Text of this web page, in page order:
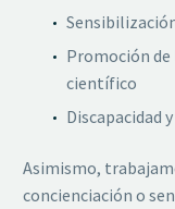
Promoción
científico
Discapacidad
Asimismo,
concienciación o